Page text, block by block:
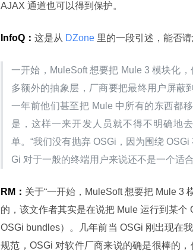
AJAX 通道也可以得到保护。
InfoQ： 这是从 DZone 里的一段引述，能否
一开始，MuleSoft 想要把 Mule 3 模块化
多额外的抽象层，厂商要把最终用户屏蔽
一年前他们甚至把 Mule 中所有的东西都
是，这样一来开发人员就不得不明确地
单。“我们没有抛弃 OSGi，因为围绕
Gi 对于一般的终端用户来说还不是一个适合
RM： 关于“一开始，MuleSoft 想要把 Mule 3
的，该文作者其实是在说把 Mule 运行到某
OSGi bundles）。几年前当 OSGi 刚出现在
规范，OSGi 对软件厂商来说的确是很棒的